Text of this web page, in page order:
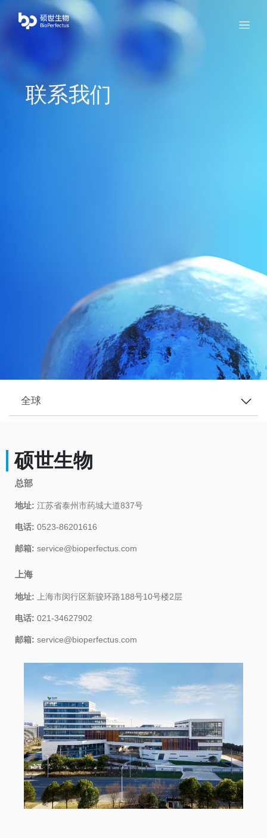
联系我们
硕世生物
总部
地址: 江苏省泰州市药城大道837号
电话: 0523-86201616
邮箱: service@bioperfectus.com
上海
地址: 上海市闵行区新骏环路188号10号楼2层
电话: 021-34627902
邮箱: service@bioperfectus.com